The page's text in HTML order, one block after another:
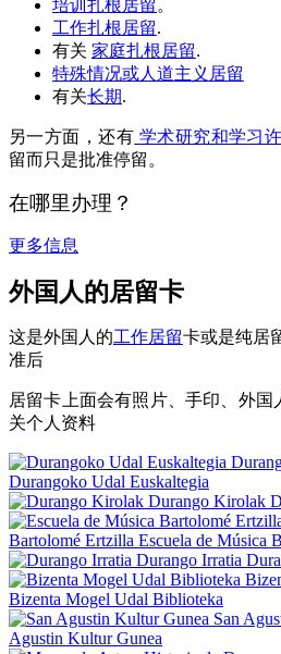
培训扎根居留 。
工作扎根居留.
有关 家庭扎根居留.
特殊情况或人道主义居留
有关长期.
另一方面，还有 学术研究和学习
留而只是批准停留。
在哪里办理？
更多信息
外国人的居留卡
这是外国人的工作居留卡或是纯居
准后
居留卡上面会有照片、手印、外
关个人资料
Durangoko Udal Euskaltegia
Durango Kirolak
Bartolomé Ertzilla Escuela de Música
Durango Irratia
Bizenta Mogel Udal Biblioteka
San
Agustin Kultur Gunea